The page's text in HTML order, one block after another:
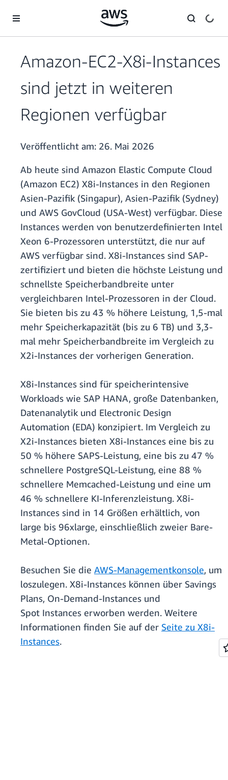
Überspringen zum Hauptinhalt
Amazon-EC2-X8i-Instances
sind jetzt in weiteren
Regionen verfügbar
Veröffentlicht am: 26. Mai 2026
Ab heute sind Amazon Elastic Compute Cloud
(Amazon EC2) X8i-Instances in den Regionen
Asien-Pazifik (Singapur), Asien-Pazifik (Sydney)
und AWS GovCloud (USA-West) verfügbar. Diese
Instances werden von benutzerdefinierten Intel
Xeon 6-Prozessoren unterstützt, die nur auf
AWS verfügbar sind. X8i-Instances sind SAP-
zertifiziert und bieten die höchste Leistung und
schnellste Speicherbandbreite unter
vergleichbaren Intel-Prozessoren in der Cloud.
Sie bieten bis zu 43 % höhere Leistung, 1,5-mal
mehr Speicherkapazität (bis zu 6 TB) und 3,3-
mal mehr Speicherbandbreite im Vergleich zu
X2i-Instances der vorherigen Generation.
X8i-Instances sind für speicherintensive
Workloads wie SAP HANA, große Datenbanken,
Datenanalytik und Electronic Design
Automation (EDA) konzipiert. Im Vergleich zu
X2i-Instances bieten X8i-Instances eine bis zu
50 % höhere SAPS-Leistung, eine bis zu 47 %
schnellere PostgreSQL-Leistung, eine 88 %
schnellere Memcached-Leistung und eine um
46 % schnellere KI-Inferenzleistung. X8i-
Instances sind in 14 Größen erhältlich, von
large bis 96xlarge, einschließlich zweier Bare-
Metal-Optionen.
Besuchen Sie die AWS-Managementkonsole, um
loszulegen. X8i-Instances können über Savings
Plans, On-Demand-Instances und
Spot Instances erworben werden. Weitere
Informationen finden Sie auf der Seite zu X8i-
Instances.